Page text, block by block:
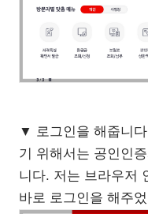
▼ 로그인을 해줍니
기 위해서는 공인인
니다. 저는 브라우저
바로 로그인을 해주